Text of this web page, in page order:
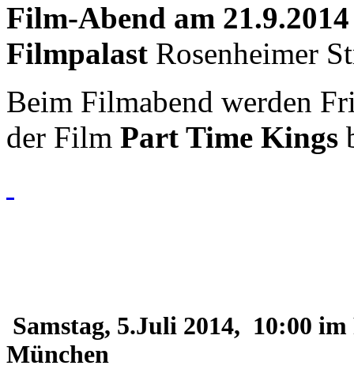
Film-Abend am
Filmpalast Rosenheimer
Beim Filmabend werden
der Film Part Time Kings
Samstag, 5.Juli 2014, 10:00
München